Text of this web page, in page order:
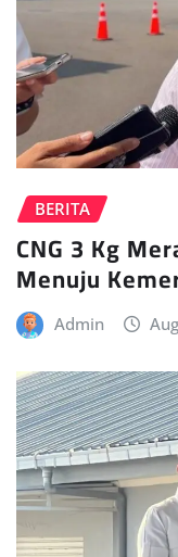
BERITA
CNG 3 Kg
Menuju
Admin